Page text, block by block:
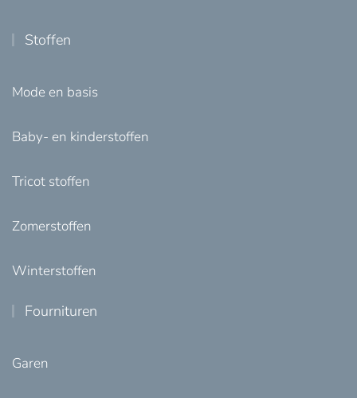
Stoffen
Mode en basis
Baby- en kinderstoffen
Tricot stoffen
Zomerstoffen
Winterstoffen
Fournituren
Garen